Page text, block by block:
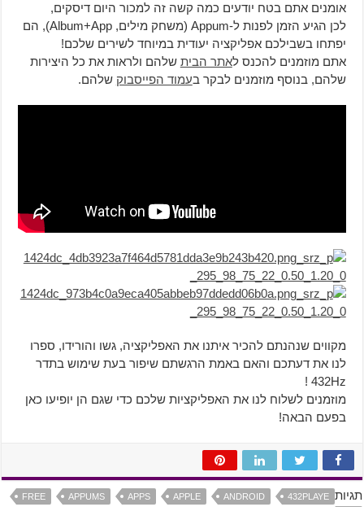
אומנים אתם בטח יודעים כמה קשה זה למכור היום דיסקים,
לכן הגיע הזמן לפנות ל-Appum (משחק מילים, Album+App), הם
יפתחו בשבילכם אפליקציה יעודית במיוחד לשירים שלכם!
אתם מוזמנים להכנס לאתר הביתשלהם ולראות את כל היצירות
שלהם, בנוסף מוזמנים לבקר בעמוד הפייסבוקשלהם.
מקווים שנהנתם להכיר איתנו את האפליקציה, גשו והורידו, ספרו
לנו את דעתכם והאם באמת הרגשתם שיפור בעת שימוש בתדר
432Hz !
מוזמנים לשלוח לנו את האפליקציות שלכם כדי שגם הן יופיעו כאן
בפעם הבאה!
תגיות 432PLAYE
ANDROID
APPLE
APPS
APPUMS
FREE